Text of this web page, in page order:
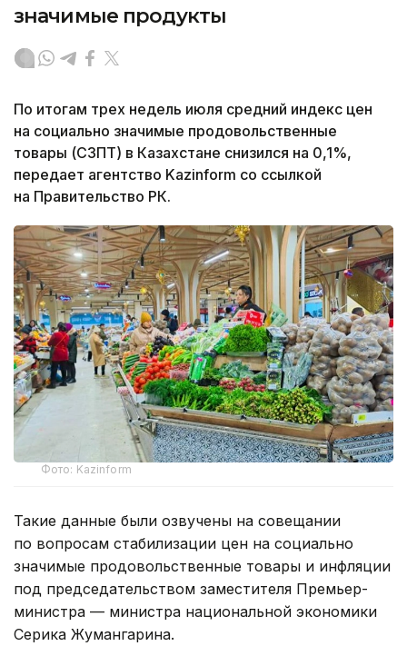
значимые продукты
По итогам трех недель июля средний индекс цен
на социально значимые продовольственные
товары (СЗПТ) в Казахстане снизился на 0,1%,
передает агентство Kazinform со ссылкой
на Правительство РК.
Фото: Kazinform
Такие данные были озвучены на совещании
по вопросам стабилизации цен на социально
значимые продовольственные товары и инфляции
под председательством заместителя Премьер-
министра — министра национальной экономики
Серика Жумангарина.